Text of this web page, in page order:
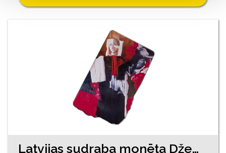
Latvijas sudraba monēta Džemma